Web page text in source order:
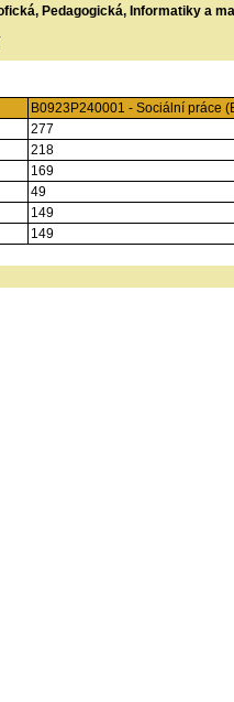
Pedagogická, Informatiky a
B0923P240001 - Sociální práce
277
218
169
49
149
149